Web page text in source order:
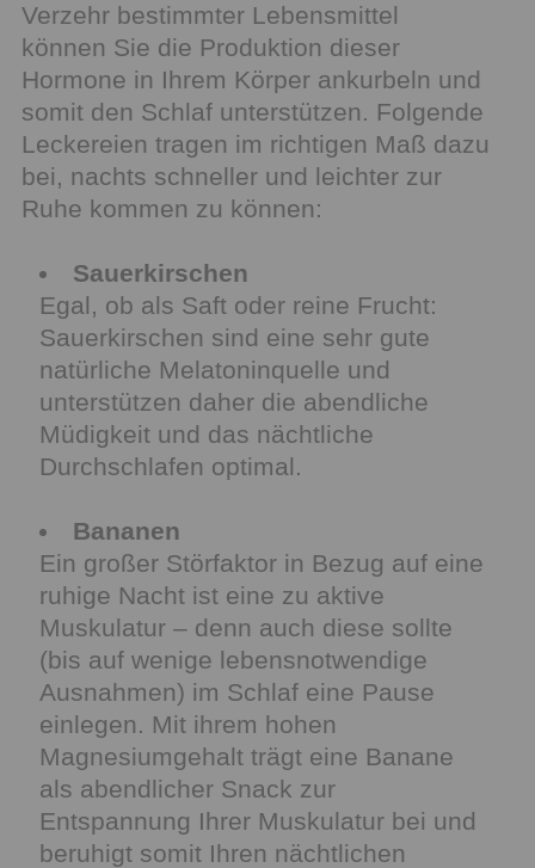
Verzehr bestimmter Lebensmittel
können Sie die Produktion dieser
Hormone in Ihrem Körper ankurbeln und
somit den Schlaf unterstützen. Folgende
Leckereien tragen im richtigen Maß dazu
bei, nachts schneller und leichter zur
Ruhe kommen zu können:
Sauerkirschen
Egal, ob als Saft oder reine Frucht:
Sauerkirschen sind eine sehr gute
natürliche Melatoninquelle und
unterstützen daher die abendliche
Müdigkeit und das nächtliche
Durchschlafen optimal.
Bananen
Ein großer Störfaktor in Bezug auf eine
ruhige Nacht ist eine zu aktive
Muskulatur – denn auch diese sollte
(bis auf wenige lebensnotwendige
Ausnahmen) im Schlaf eine Pause
einlegen. Mit ihrem hohen
Magnesiumgehalt trägt eine Banane
als abendlicher Snack zur
Entspannung Ihrer Muskulatur bei und
beruhigt somit Ihren nächtlichen